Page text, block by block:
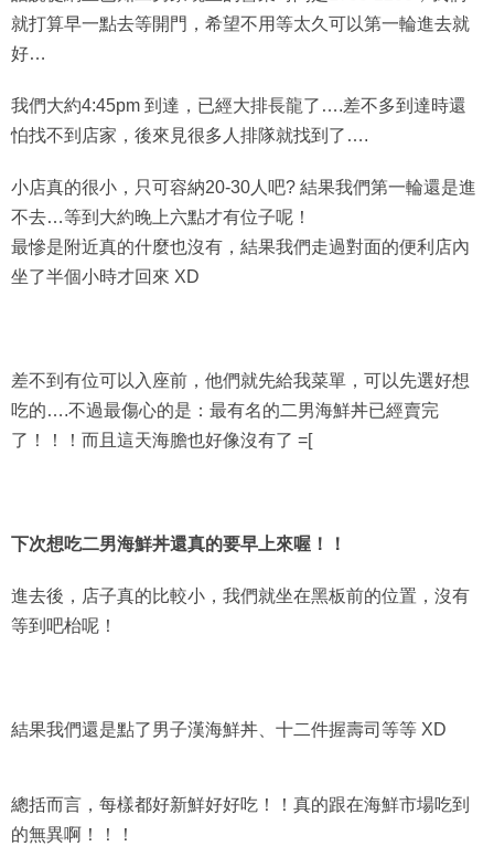
就打算早一點去等開門，希望不用等太久可以第一輪進去就
好…
我們大約4:45pm 到達，已經大排長龍了….差不多到達時還
怕找不到店家，後來見很多人排隊就找到了….
小店真的很小，只可容納20-30人吧? 結果我們第一輪還是進
不去…等到大約晚上六點才有位子呢！
最慘是附近真的什麼也沒有，結果我們走過對面的便利店內
坐了半個小時才回來 XD
差不到有位可以入座前，他們就先給我菜單，可以先選好想
吃的….不過最傷心的是：最有名的二男海鮮丼已經賣完
了！！！而且這天海膽也好像沒有了 =[
下次想吃二男海鮮丼還真的要早上來喔！！
進去後，店子真的比較小，我們就坐在黑板前的位置，沒有
等到吧枱呢！
結果我們還是點了男子漢海鮮丼、十二件握壽司等等 XD
的無異啊！！！